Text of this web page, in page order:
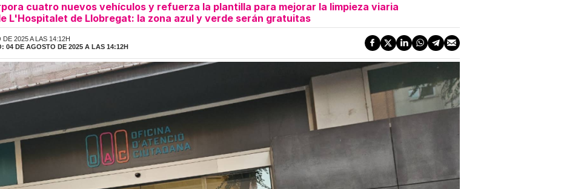
cuatro nuevos vehículos y refuerza la plantilla para mejorar la limpieza viaria
L'Hospitalet de Llobregat: la zona azul y verde serán gratuitas
2025 A LAS 14:12H
04 DE AGOSTO DE 2025 A LAS 14:12H